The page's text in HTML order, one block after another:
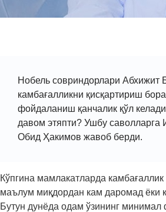
Нобель совриндорлари Абхижит
камбағалликни қисқартириш
фойдаланиш қанчалик қўл
давом этяпти? Ушбу саволларга
Обид Ҳакимов жавоб берди.
Кўпгина мамлакатларда
маълум миқдордан кам даромад ёки
Бутун дунёда одам ўзининг